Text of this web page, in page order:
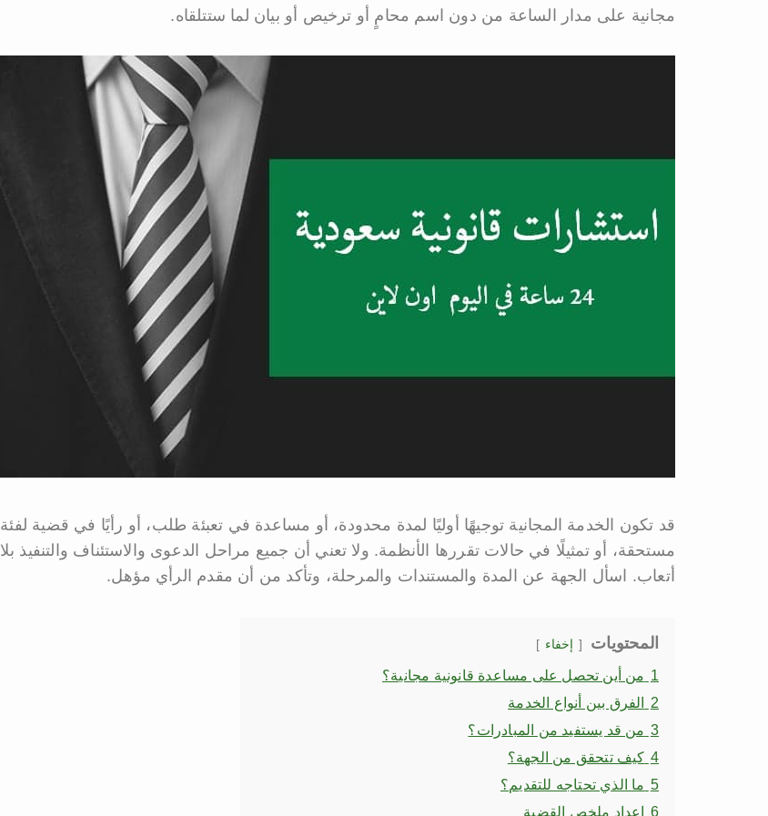
مجانية على مدار الساعة من دون اسم محامٍ أو ترخيص أو بيان لما ستتلقاه.
قد تكون الخدمة المجانية توجيهًا أوليًا لمدة محدودة، أو مساعدة في تعبئة طلب، أو رأيًا في قضية لفئة
مستحقة، أو تمثيلًا في حالات تقررها الأنظمة. ولا تعني أن جميع مراحل الدعوى والاستئناف والتنفيذ بلا
أتعاب. اسأل الجهة عن المدة والمستندات والمرحلة، وتأكد من أن مقدم الرأي مؤهل.
المحتويات إخفاء
1 من أين تحصل على مساعدة قانونية مجانية؟
2 الفرق بين أنواع الخدمة
3 من قد يستفيد من المبادرات؟
4 كيف تتحقق من الجهة؟
5 ما الذي تحتاجه للتقديم؟
6 إعداد ملخص القضية